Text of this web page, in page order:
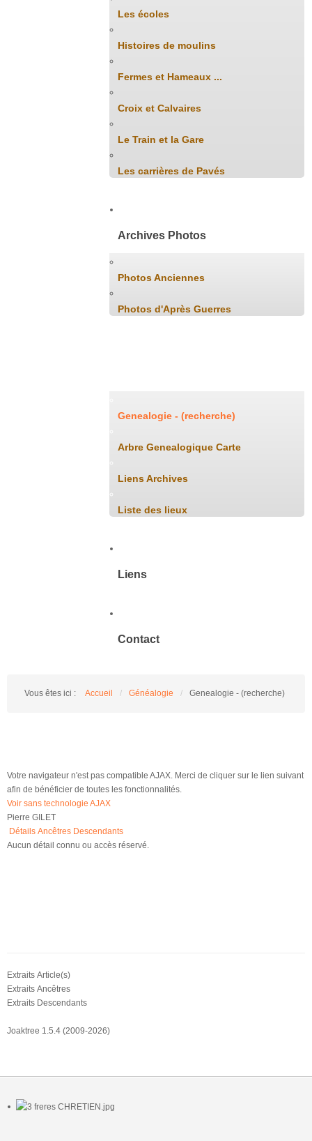
Les écoles
Histoires de moulins
Fermes et Hameaux ...
Croix et Calvaires
Le Train et la Gare
Les carrières de Pavés
Archives Photos
Photos Anciennes
Photos d'Après Guerres
Genealogie - (recherche)
Arbre Genealogique Carte
Liens Archives
Liste des lieux
Liens
Contact
Vous êtes ici : Accueil / Généalogie / Genealogie - (recherche)
Votre navigateur n'est pas compatible AJAX. Merci de cliquer sur le lien suivant
afin de bénéficier de toutes les fonctionnalités.
Voir sans technologie AJAX
Pierre GILET
Détails Ancêtres Descendants
Aucun détail connu ou accès réservé.
Extraits Article(s)
Extraits Ancêtres
Extraits Descendants
Joaktree 1.5.4 (2009-2026)